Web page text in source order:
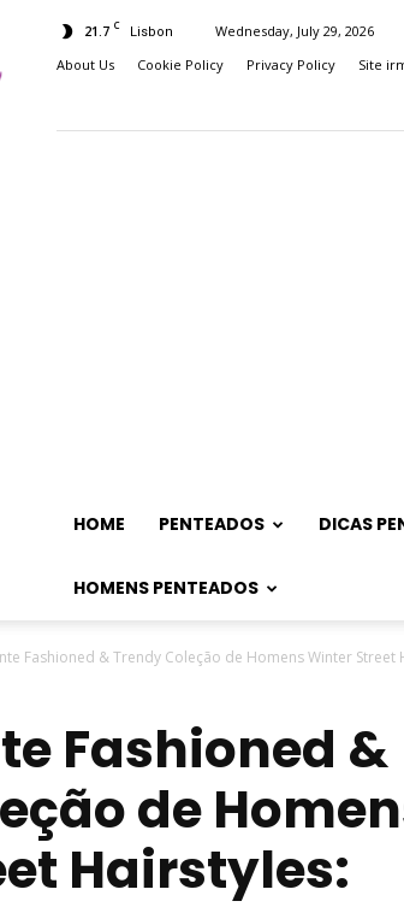
21.7 C Lisbon
Wednesday, July 29, 2026
About Us
Cookie Policy Privacy Policy Site
HOME PENTEADOS DICAS
HOMENS PENTEADOS
Fashioned & Trendy Coleção de Homens Winter Street
Fashioned &
de
Hairstyles: